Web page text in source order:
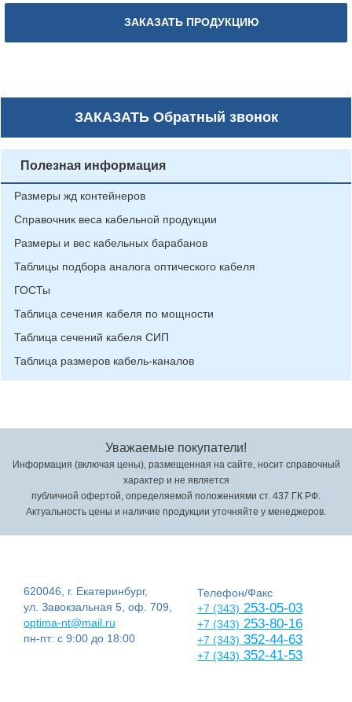
ЗАКАЗАТЬ ПРОДУКЦИЮ
ЗАКАЗАТЬОбратный звонок
Полезная информация
Размеры жд контейнеров
Справочник веса кабельной продукции
Размеры и вес кабельных барабанов
Таблицы подбора аналога оптического кабеля
ГОСТы
Таблица сечения кабеля по мощности
Таблица сечений кабеля СИП
Таблица размеров кабель-каналов
Уважаемые покупатели!
Информация (включая цены), размещенная на сайте, носит справочный
характер и не является
публичной офертой, определяемой положениями ст. 437 ГК РФ.
Актуальность цены и наличие продукции уточняйте у менеджеров.
620046, г. Екатеринбург,
ул. Завокзальная 5, оф. 709,
optima-nt@mail.ru
пн-пт: с 9:00 до 18:00
Телефон/Факс
+7 (343) 253-05-03
+7 (343) 253-80-16
+7 (343) 352-44-63
+7 (343) 352-41-53